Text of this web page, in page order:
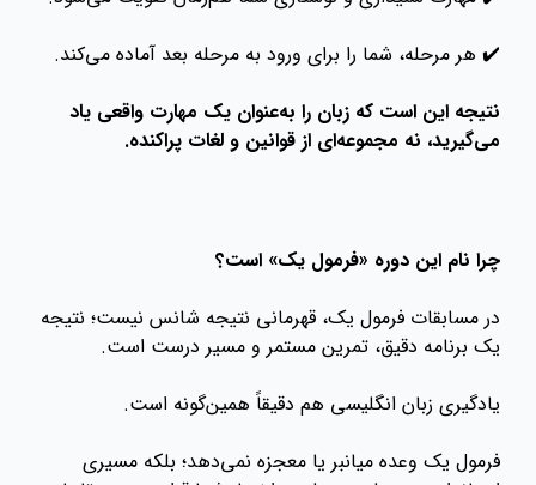
✔️ هر مرحله، شما را برای ورود به مرحله بعد آماده می‌کند.
نتیجه این است که زبان را به‌عنوان یک مهارت واقعی یاد
می‌گیرید، نه مجموعه‌ای از قوانین و لغات پراکنده.
چرا نام این دوره «فرمول یک» است؟
در مسابقات فرمول یک، قهرمانی نتیجه شانس نیست؛ نتیجه
یک برنامه دقیق، تمرین مستمر و مسیر درست است.
یادگیری زبان انگلیسی هم دقیقاً همین‌گونه است.
فرمول یک وعده میانبر یا معجزه نمی‌دهد؛ بلکه مسیری